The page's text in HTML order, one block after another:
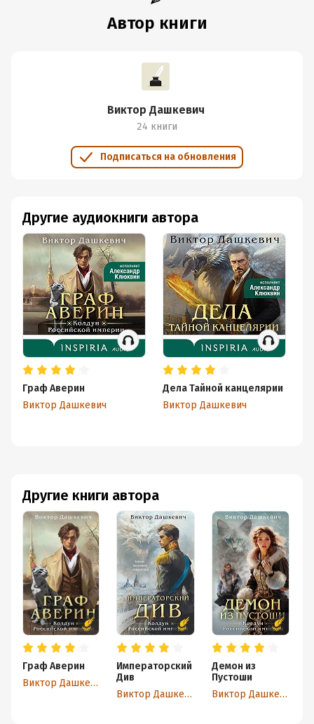
Автор книги
Виктор Дашкевич
24 книги
Подписаться на обновления
Другие книги автора
Граф Аверин
Виктор Дашкевич
Императорский
Див
Виктор Дашкевич
Демон из
Пустоши
Виктор Дашкевич
Другие аудиокниги автора
Граф Аверин
Виктор Дашкевич
Дела Тайной канцелярии
Виктор Дашкевич